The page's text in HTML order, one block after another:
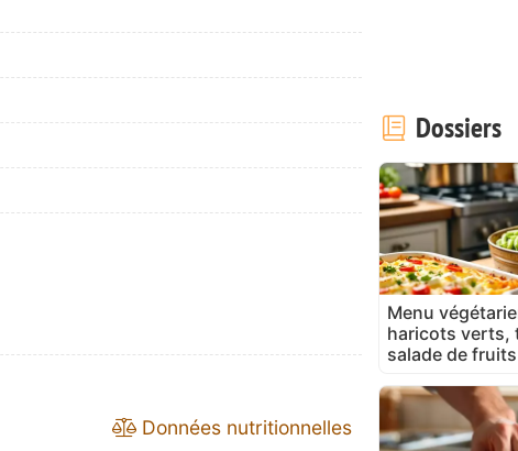
Données nutritionnelles
Dossiers
Menu
haricots verts,
salade de